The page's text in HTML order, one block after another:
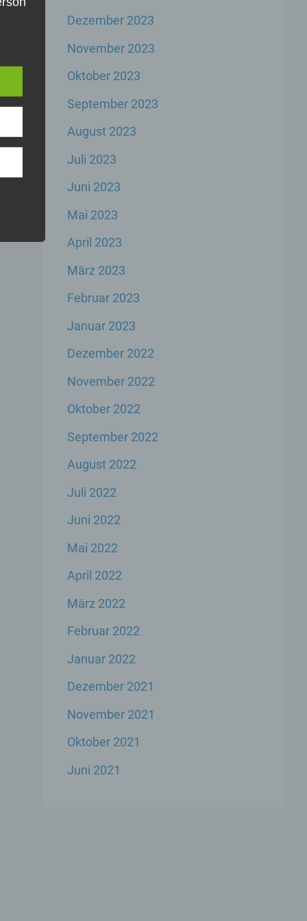
Dezember 2023
November 2023
Oktober 2023
September 2023
August 2023
Juli 2023
Juni 2023
Mai 2023
April 2023
März 2023
Februar 2023
Januar 2023
Dezember 2022
November 2022
Oktober 2022
September 2022
August 2022
Juli 2022
Juni 2022
Mai 2022
April 2022
März 2022
Februar 2022
Januar 2022
Dezember 2021
November 2021
Oktober 2021
Juni 2021